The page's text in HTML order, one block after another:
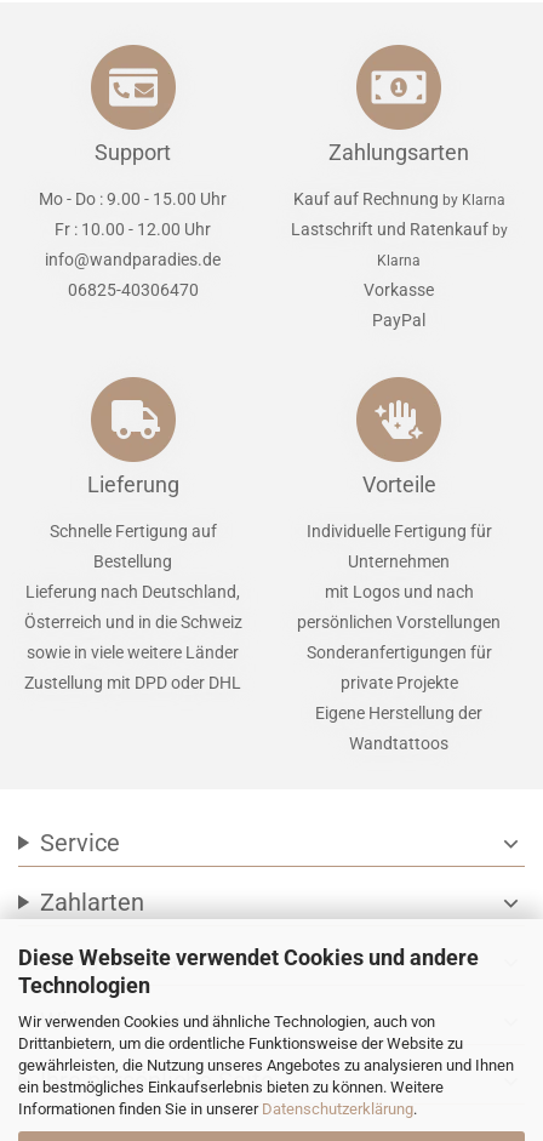
Diese Webseite verwendet Cookies und andere
Technologien
Wir verwenden Cookies und ähnliche Technologien, auch von
Drittanbietern, um die ordentliche Funktionsweise der Website zu
gewährleisten, die Nutzung unseres Angebotes zu analysieren und Ihnen
ein bestmögliches Einkaufserlebnis bieten zu können. Weitere
Informationen finden Sie in unserer Datenschutzerklärung.
Support
Mo - Do : 9.00 - 15.00 Uhr
Fr : 10.00 - 12.00 Uhr
info@wandparadies.de
06825-40306470
Zahlungsarten
Kauf auf Rechnung by Klarna
Lastschrift und Ratenkauf by
Klarna
Vorkasse
PayPal
Lieferung
Schnelle Fertigung auf
Bestellung
Lieferung nach Deutschland,
Österreich und in die Schweiz
sowie in viele weitere Länder
Zustellung mit DPD oder DHL
Vorteile
Individuelle Fertigung für
Unternehmen
mit Logos und nach
persönlichen Vorstellungen
Sonderanfertigungen für
private Projekte
Eigene Herstellung der
Wandtattoos
Service expand_more
Zahlarten expand_more
Social Media
Wir versenden mit
Ihre persönliche Seite